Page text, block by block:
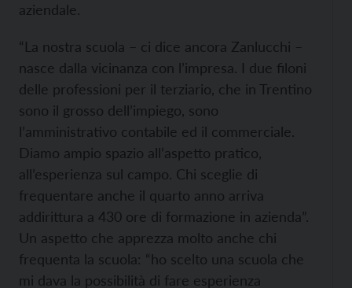
aziendale.
“La nostra scuola – ci dice ancora Zanlucchi –
nasce dalla vicinanza con l’impresa. I due filoni
delle professioni per il terziario, che in Trentino
sono il grosso dell’impiego, sono
l’amministrativo contabile ed il commerciale.
Diamo ampio spazio all’aspetto pratico,
all’esperienza sul campo. Chi sceglie di
frequentare anche il quarto anno arriva
addirittura a 430 ore di formazione in azienda”.
Un aspetto che apprezza molto anche chi
frequenta la scuola: “ho scelto una scuola che
mi dava la possibilità di fare esperienza